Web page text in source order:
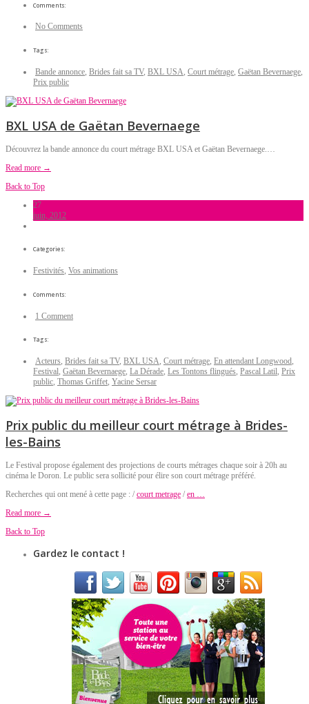
Comments:
No Comments
Tags:
Bande annonce, Brides fait sa TV, BXL USA, Court métrage, Gaëtan Bevernaege,
Prix public
BXL USA de Gaëtan Bevernaege
Découvrez la bande annonce du court métrage BXL USA et Gaëtan Bevernaege.…
Read more →
Back to Top
27
juin, 2012
Categories:
Festivités, Vos animations
Comments:
1 Comment
Tags:
Acteurs, Brides fait sa TV, BXL USA, Court métrage, En attendant Longwood,
Festival, Gaëtan Bevernaege, La Dérade, Les Tontons flingués, Pascal Latil, Prix
public, Thomas Griffet, Yacine Sersar
Prix public du meilleur court métrage à Brides-
les-Bains
Le Festival propose également des projections de courts métrages chaque soir à 20h au
cinéma le Doron. Le public sera sollicité pour élire son court métrage préféré.
Recherches qui ont mené à cette page : / court metrage / en …
Read more →
Back to Top
Gardez le contact !